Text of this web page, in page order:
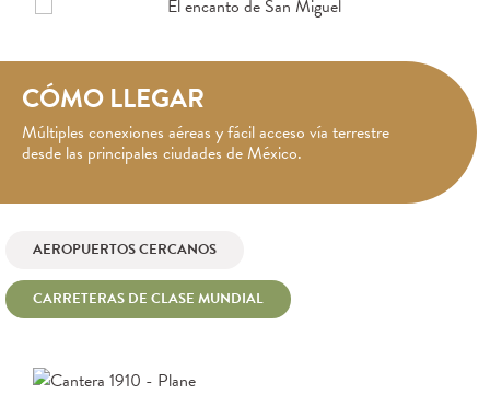
CÓMO LLEGAR
Múltiples conexiones aéreas y fácil acceso vía terrestre
desde las principales ciudades de México.
AEROPUERTOS CERCANOS
CARRETERAS DE CLASE MUNDIAL